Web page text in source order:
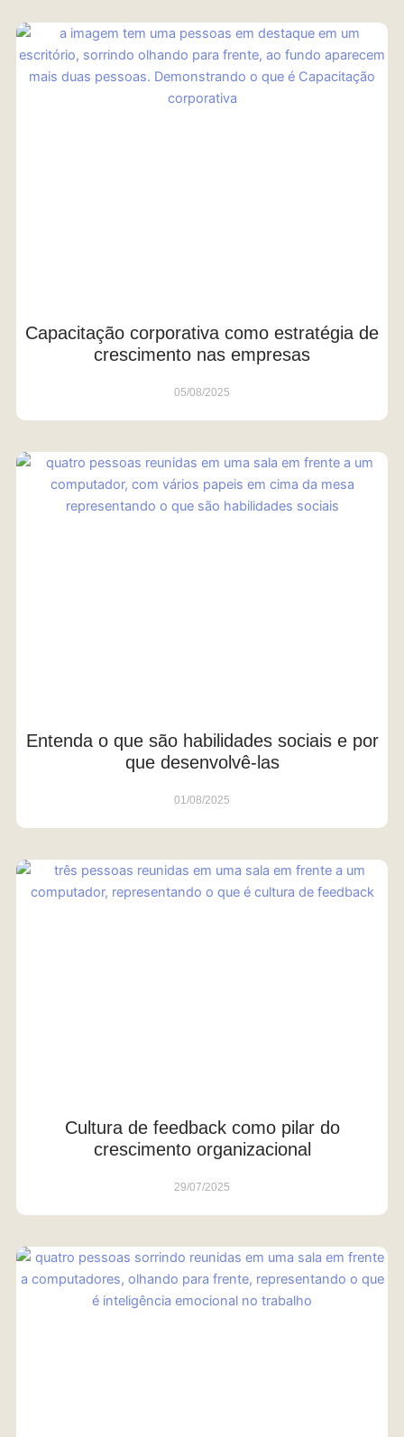
Capacitação corporativa como estratégia de
crescimento nas empresas
05/08/2025
Entenda o que são habilidades sociais e por
que desenvolvê-las
01/08/2025
Cultura de feedback como pilar do
crescimento organizacional
29/07/2025